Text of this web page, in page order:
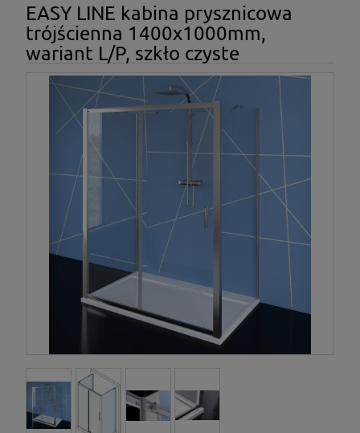
EASY LINE kabina prysznicowa
trójścienna 1400x1000mm,
wariant L/P, szkło czyste